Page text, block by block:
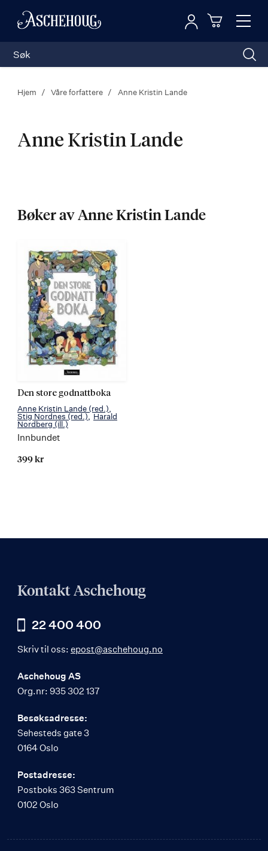
Toggle
Logg inn
Hjem Våre forfattere Anne Kristin Lande
Anne Kristin Lande
Lande
Bøker av Anne Kristin Lande
Den store godnattboka
Anne Kristin Lande (red.)
Stig Nordnes (red.)
Harald
Nordberg (ill.)
Innbundet
399 kr
Kontakt Aschehoug
22 400 400
Skriv til oss: epost@aschehoug.no
Aschehoug AS
Org.nr: 935 302 137
Besøksadresse:
Sehesteds gate 3
0164 Oslo
Postadresse:
Postboks 363 Sentrum
0102 Oslo